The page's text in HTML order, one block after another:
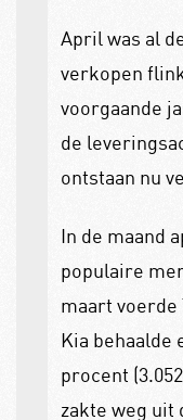
April was al
verkopen
voorgaande
de
ontstaan nu
In de maand
populaire
maart voerde
Kia behaalde
procent
zakte weg uit